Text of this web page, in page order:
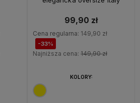
99,90 zł
Cena regularna: 149,90 zł
-33%
Najniższa cena: 149,90 zł
KOLORY: